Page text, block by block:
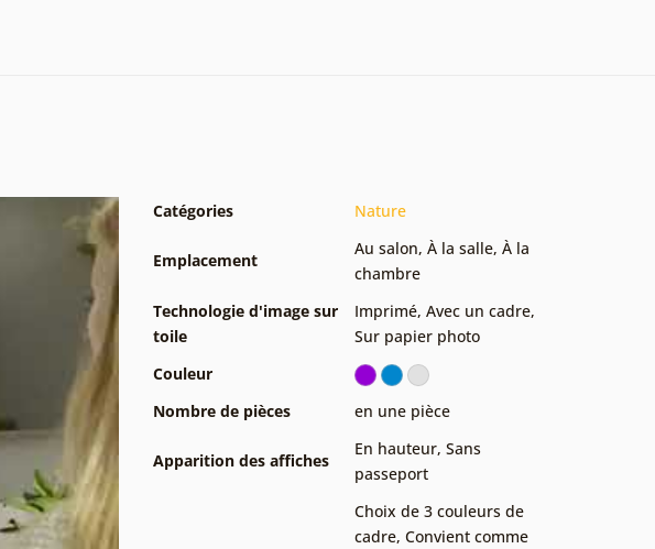
Catégories Nature
Emplacement
Au salon, À la salle, À la
chambre
Technologie d'image sur
toile
Imprimé, Avec un cadre,
Sur papier photo
Couleur
Nombre de pièces
en une pièce
Apparition des affiches
En hauteur, Sans
passeport
Choix de 3 couleurs de
cadre, Convient comme